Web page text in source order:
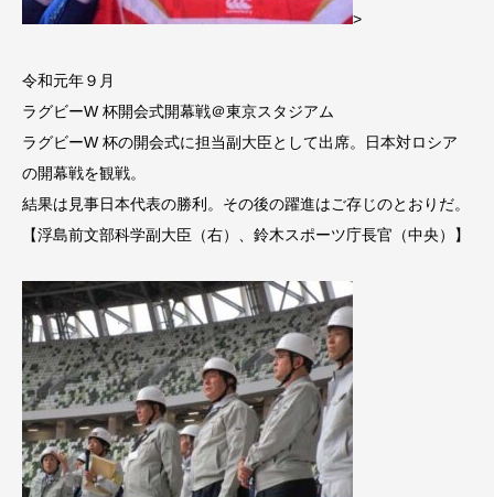
>
令和元年９月
ラグビーW 杯開会式開幕戦＠東京スタジアム
ラグビーW 杯の開会式に担当副大臣として出席。日本対ロシア
の開幕戦を観戦。
結果は見事日本代表の勝利。その後の躍進はご存じのとおりだ。
【浮島前文部科学副大臣（右）、鈴木スポーツ庁長官（中央）】